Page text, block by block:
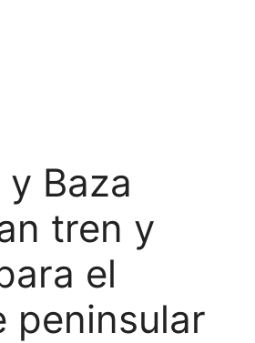
Baza
tren y
el
peninsular